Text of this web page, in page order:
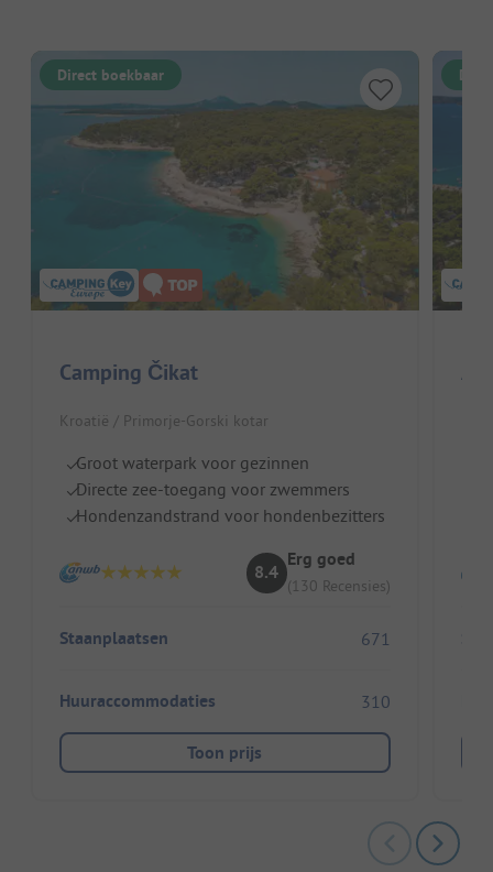
Direct boekbaar
Camping Čikat
Kroatië / Primorje-Gorski kotar
Groot waterpark voor gezinnen
Directe zee-toegang voor zwemmers
Hondenzandstrand voor hondenbezitters
8.4
Erg goed
(130 Recensies)
Staanplaatsen 671
Huuraccommodaties 310
Toon prijs